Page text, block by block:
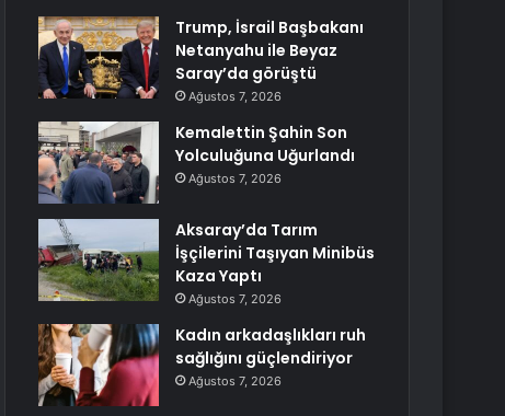
Trump, İsrail Başbakanı
Netanyahu ile Beyaz
Saray’da görüştü
Ağustos 7, 2026
Kemalettin Şahin Son
Yolculuğuna Uğurlandı
Ağustos 7, 2026
Aksaray’da Tarım
İşçilerini Taşıyan Minibüs
Kaza Yaptı
Ağustos 7, 2026
Kadın arkadaşlıkları ruh
sağlığını güçlendiriyor
Ağustos 7, 2026